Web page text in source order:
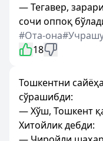
— Тегавер,
сочи оппоқ
#Ота-она
18
Тошкентни
сўрашибди:
— Хўш, Тошкент
Хитойлик дебди: